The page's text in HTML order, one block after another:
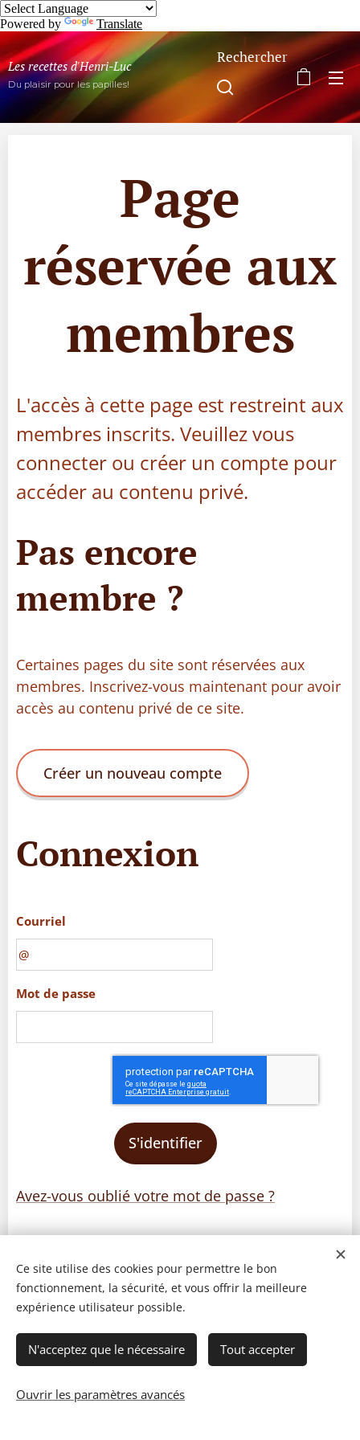
Powered by Translate
Les recettes d'Henri-Luc
Du plaisir pour les papilles!
Rechercher
Page
réservée aux
membres
L'accès à cette page est restreint aux
membres inscrits. Veuillez vous
connecter ou créer un compte pour
accéder au contenu privé.
Pas encore
membre ?
Certaines pages du site sont réservées aux
membres. Inscrivez-vous maintenant pour avoir
accès au contenu privé de ce site.
Créer un nouveau compte
Connexion
Courriel
Mot de passe
S'identifier
Avez-vous oublié votre mot de passe ?
© 2023 Les recettes d'Henri-Luc. Tous droits réservés.
Ce site utilise des cookies pour permettre le bon
fonctionnement, la sécurité, et vous offrir la meilleure
expérience utilisateur possible.
N'acceptez que le nécessaire Tout accepter
Ouvrir les paramètres avancés